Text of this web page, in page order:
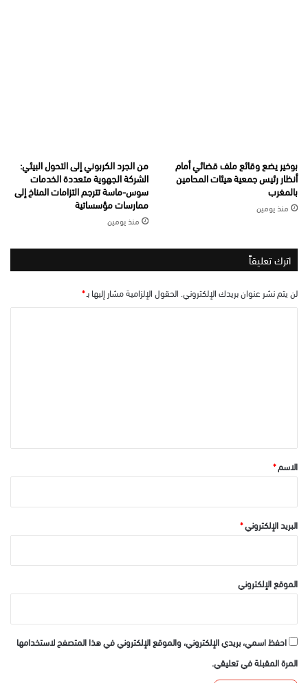
بوخير يضع وقائع ملف قضائي أمام
أنظار رئيس جمعية هيئات المحامين
بالمغرب
منذ يومين
من الجرد الكربوني إلى التحول البيئي:
الشركة الجهوية متعددة الخدمات
سوس-ماسة تترجم التزامات المناخ إلى
ممارسات مؤسساتية
منذ يومين
اترك تعليقاً
لن يتم نشر عنوان بريدك الإلكتروني. الحقول الإلزامية مشار إليها بـ*
*الاسم*
البريد الإلكتروني*
الموقع الإلكتروني
احفظ اسمي، بريدي الإلكتروني، والموقع الإلكتروني في هذا المتصفح لاستخدامها
المرة المقبلة في تعليقي.